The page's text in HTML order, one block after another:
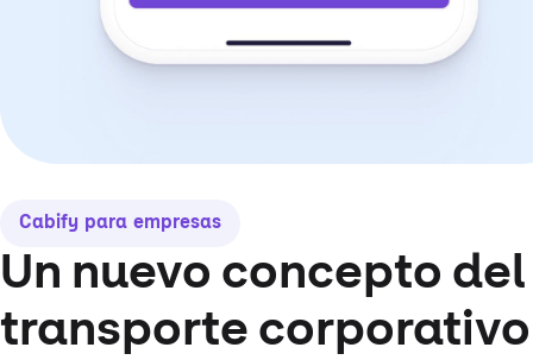
Cabify para empresas
Un nuevo concepto del
transporte corporativo